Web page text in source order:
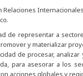
Relaciones
de representar a
y materializar
de procesar,
para asesorar a los
acciones globales y